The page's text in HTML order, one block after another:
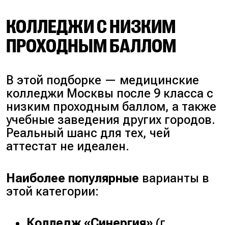
КОЛЛЕДЖИ С НИЗКИМ
ПРОХОДНЫМ БАЛЛОМ
В этой подборке — медицинские
колледжи Москвы после 9 класса с
низким проходным баллом, а также
учебные заведения других городов.
Реальный шанс для тех, чей
аттестат не идеален.
Наиболее популярные варианты в
этой категории: